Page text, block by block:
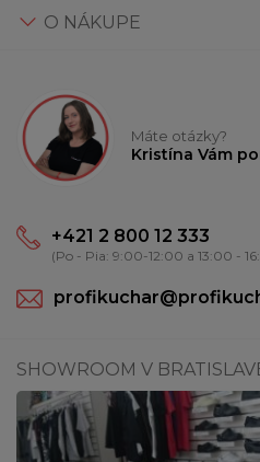
O NÁKUPE
Máte otázky?
Kristína Vám
+421 2 800 12 333
(Po - Pia: 9:00-12:00 a 13:00 -
SHOWROOM V